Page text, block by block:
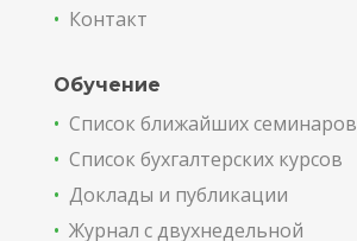
• Контакт
Обучение
• Список ближайших семинаров
• Список бухгалтерских курсов
• Доклады и публикации
• Журнал с двухнедельной